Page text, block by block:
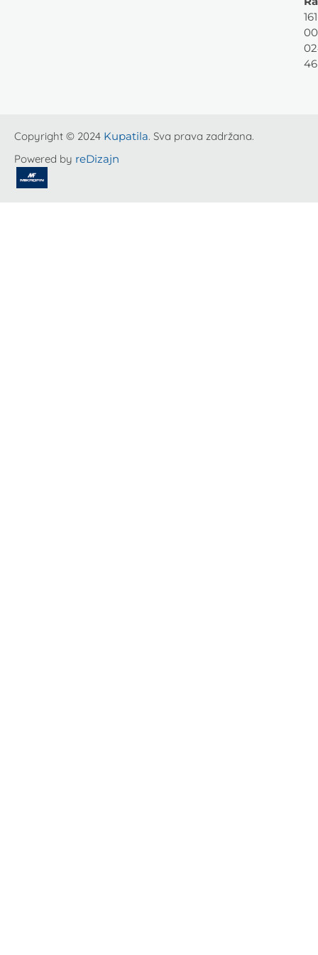
46
Copyright © 2024 Kupatila. Sva prava zadržana.
Powered by reDizajn